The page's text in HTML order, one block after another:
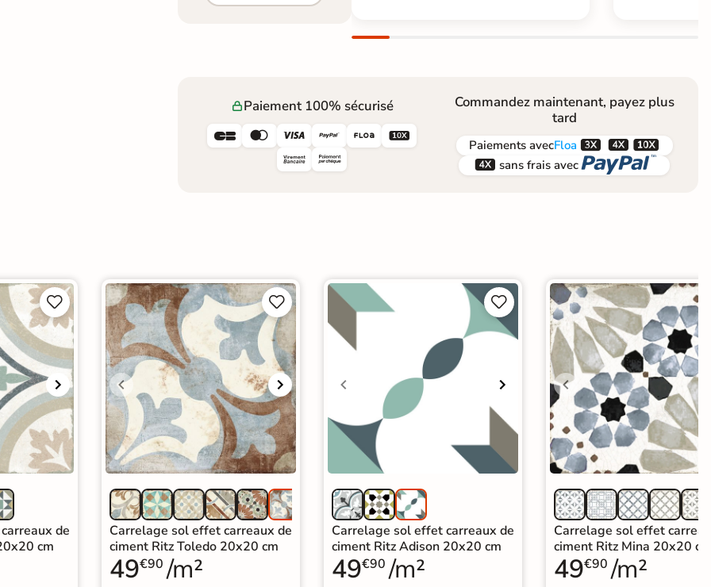
Paiement 100% sécurisé
     
Commandez maintenant, payez plus
tard
PaiementsavecFloa  
 sans frais avec 


de
cm


Carrelage sol effet carreaux de
ciment Ritz Toledo 20x20 cm
49€90 /m²


Carrelage sol effet carreaux de
ciment Ritz Adison 20x20 cm
49€90 /m²
Carrelage sol effet
ciment Ritz Mina 20x20 cm
49€90 /m²